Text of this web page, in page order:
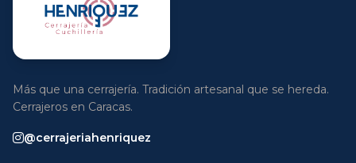
Más que una cerrajería. Tradición artesanal que se hereda.
Cerrajeros en Caracas.
@cerrajeriahenriquez